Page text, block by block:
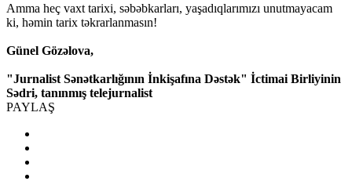
Amma heç vaxt tarixi, səbəbkarları, yaşadıqlarımızı unutmayacam
ki, həmin tarix təkrarlanmasın!
Günel Gözəlova,
"Jurnalist Sənətkarlığının İnkişafına Dəstək" İctimai Birliyinin
Sədri, tanınmış telejurnalist
PAYLAŞ